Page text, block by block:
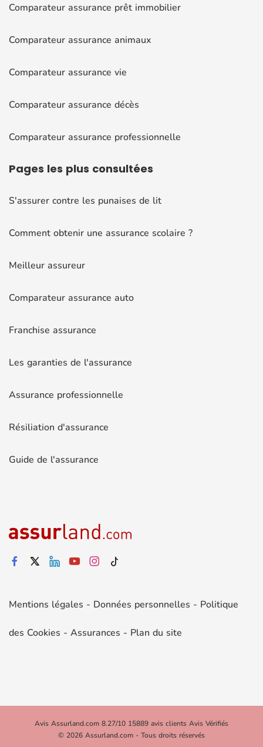
Comparateur assurance prêt immobilier
Comparateur assurance animaux
Comparateur assurance vie
Comparateur assurance décès
Comparateur assurance professionnelle
Pages les plus consultées
S'assurer contre les punaises de lit
Comment obtenir une assurance scolaire ?
Meilleur assureur
Comparateur assurance auto
Franchise assurance
Les garanties de l'assurance
Assurance professionnelle
Résiliation d'assurance
Guide de l'assurance
Mentions légales - Données personnelles - Politique
des Cookies - Assurances - Plan du site
Avis Assurland.com 8.27/10 15889 avis clients Avis Vérifiés
© 2026 Assurland.com - Tous droits réservés